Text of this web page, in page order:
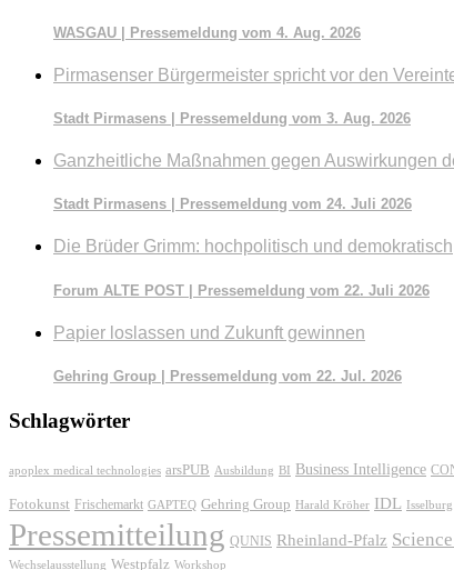
WASGAU | Pressemeldung vom 4. Aug. 2026
Pirmasenser Bürgermeister spricht vor den
Stadt Pirmasens | Pressemeldung vom 3. Aug. 2026
Ganzheitliche Maßnahmen gegen Auswirkungen
Stadt Pirmasens | Pressemeldung vom 24. Juli 2026
Die Brüder Grimm: hochpolitisch und demokratisch
Forum ALTE POST | Pressemeldung vom 22. Juli 2026
Papier loslassen und Zukunft gewinnen
Gehring Group | Pressemeldung vom 22. Jul. 2026
Schlagwörter
apoplex medical technologies arsPUB Ausbildung BI Business Intelligence
Fotokunst Frischemarkt GAPTEQ Gehring Group Harald Kröher IDL Isselburg
Pressemitteilung QUNIS Rheinland-Pfalz
Wechselausstellung Westpfalz Workshop